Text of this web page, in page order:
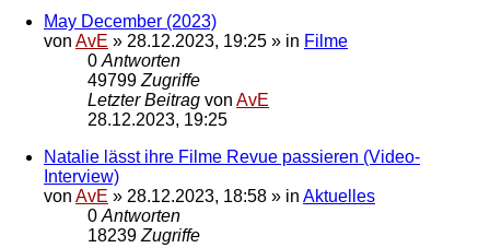
May December (2023)
von AvE » 28.12.2023, 19:25 » in Filme
0 Antworten
49799 Zugriffe
Letzter Beitrag von AvE
28.12.2023, 19:25
Natalie lässt ihre Filme Revue passieren (Video-
Interview)
von AvE » 28.12.2023, 18:58 » in Aktuelles
0 Antworten
18239 Zugriffe